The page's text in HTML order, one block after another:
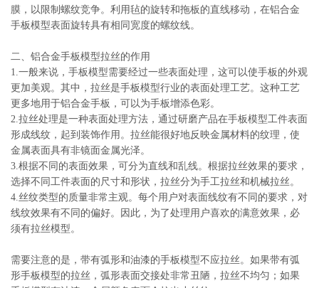
膜，以限制螺纹竞争。利用毡的旋转和拖板的直线移动，在铝合金
手板模型表面旋转具有相同宽度的螺纹线。
二、铝合金手板模型拉丝的作用
1.一般来说，手板模型需要经过一些表面处理，这可以使手板的外观
更加美观。其中，拉丝是手板模型行业的表面处理工艺。这种工艺
更多地用于铝合金手板，可以为手板增添色彩。
2.拉丝处理是一种表面处理方法，通过研磨产品在手板模型工件表面
形成线纹，起到装饰作用。拉丝能很好地反映金属材料的纹理，使
金属表面具有非镜面金属光泽。
3.根据不同的表面效果，可分为直线和乱线。根据拉丝效果的要求，
选择不同工件表面的尺寸和形状，拉丝分为手工拉丝和机械拉丝。
4.丝纹类型的质量非常主观。每个用户对表面线纹有不同的要求，对
线纹效果有不同的偏好。因此，为了处理用户喜欢的满意效果，必
须有拉丝模型。
需要注意的是，带有弧形和油漆的手板模型不应拉丝。如果带有弧
形手板模型的拉丝，弧形表面交接处非常丑陋，拉丝不均匀；如果